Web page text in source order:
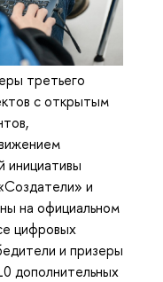
третьего
с открытым
инициативы
и
на официальном
цифровых
и призеры
дополнительных